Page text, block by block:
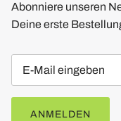
Abonniere unseren
Deine erste
ANMELDEN